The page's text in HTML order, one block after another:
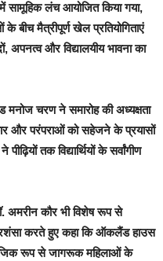
सामूहिक लंच आयोजित किया गया,
बीच मैत्रीपूर्ण खेल प्रतियोगिताएं
अपनत्व और विद्यालयीय भावना का
चरण ने समारोह की अध्यक्षता
और परंपराओं को सहेजने के प्रयासों
तक विद्यार्थियों के सर्वांगीण
अमरीन कौर भी विशेष रूप से
प्रशंसा करते हुए कहा कि ऑकलैंड हाउस
रूप से जागरूक महिलाओं के